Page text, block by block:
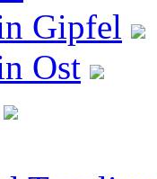
Gipfel
Ost